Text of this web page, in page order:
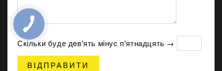
Скільки буде дeв'ять мiнуc п'ятнадцять →
ВІДПРАВИТИ